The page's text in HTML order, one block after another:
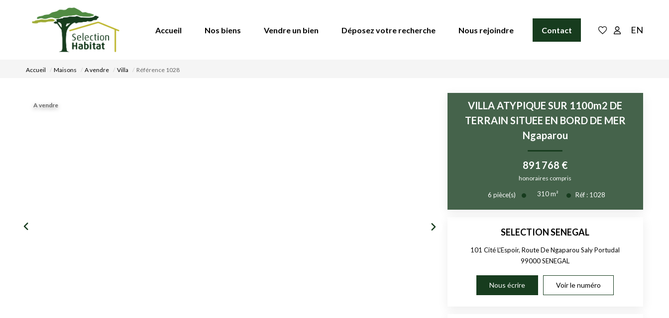
Accueil Nos biens Vendre un bien Déposez votre recherche Nous rejoindre Contact EN
Accueil Maisons A vendre Villa Référence 1028
A vendre
VILLA ATYPIQUE SUR 1100m2 DE
TERRAIN SITUEE EN BORD DE MER
Ngaparou
891 768 €
honoraires compris
6pièce(s) 310m² Réf : 1028
SELECTION SENEGAL
101 Cité L'Espoir, Route De Ngaparou Saly Portudal
99000SENEGAL
Nous écrire Voir le numéro